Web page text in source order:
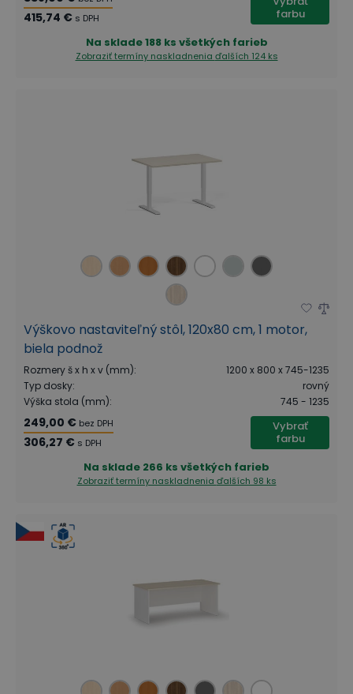
415,74 € s DPH
farbu
Na sklade188 ks všetkých farieb
Zobraziť termíny naskladnenia ďalších 124 ks
Výškovo nastaviteľný stôl, 120x80 cm, 1 motor,
biela podnož
Rozmery š x h x v (mm):
1200 x 800 x 745-1235
Typ dosky:
rovný
Výška stola (mm): 745 - 1235
249,00 € bez DPH
306,27 € s DPH
Vybrať
farbu
Na sklade 266 ks všetkých farieb
Zobraziť termíny naskladnenia ďalších 98 ks